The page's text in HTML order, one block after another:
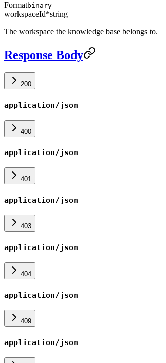
Formatbinary
workspaceId*string
The workspace the knowledge base belongs to.
Response Body
200
application/json
400
application/json
401
application/json
403
application/json
404
application/json
409
application/json